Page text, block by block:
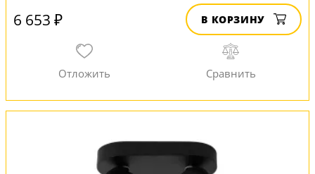
6 653 ₽ В КОРЗИНУ